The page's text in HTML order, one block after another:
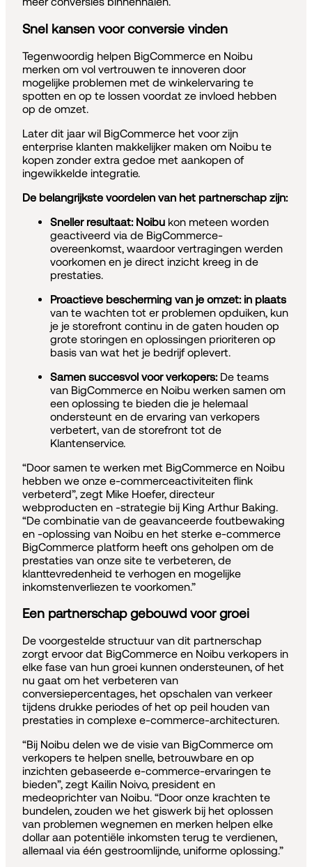
Snel kansen voor conversie vinden
Tegenwoordig helpen BigCommerce en Noibu
merken om vol vertrouwen te innoveren door
mogelijke problemen met de winkelervaring te
spotten en op te lossen voordat ze invloed hebben
op de omzet.
Later dit jaar wil BigCommerce het voor zijn
enterprise klanten makkelijker maken om Noibu te
kopen zonder extra gedoe met aankopen of
ingewikkelde integratie.
De belangrijkste voordelen van het partnerschap zijn:
Sneller resultaat: Noibu kon meteen worden
geactiveerd via de BigCommerce-
overeenkomst, waardoor vertragingen werden
voorkomen en je direct inzicht kreeg in de
prestaties.
Proactieve bescherming van je omzet: in plaats
van te wachten tot er problemen opduiken, kun
je je storefront continu in de gaten houden op
grote storingen en oplossingen prioriteren op
basis van wat het je bedrijf oplevert.
Samen succesvol voor verkopers: De teams
van BigCommerce en Noibu werken samen om
een oplossing te bieden die je helemaal
ondersteunt en de ervaring van verkopers
verbetert, van de storefront tot de
Klantenservice.
“Door samen te werken met BigCommerce en Noibu
hebben we onze e-commerceactiviteiten flink
verbeterd”, zegt Mike Hoefer, directeur
webproducten en -strategie bij King Arthur Baking.
“De combinatie van de geavanceerde foutbewaking
en -oplossing van Noibu en het sterke e-commerce
BigCommerce platform heeft ons geholpen om de
prestaties van onze site te verbeteren, de
klanttevredenheid te verhogen en mogelijke
inkomstenverliezen te voorkomen.”
Een partnerschap gebouwd voor groei
De voorgestelde structuur van dit partnerschap
zorgt ervoor dat BigCommerce en Noibu verkopers in
elke fase van hun groei kunnen ondersteunen, of het
nu gaat om het verbeteren van
conversiepercentages, het opschalen van verkeer
tijdens drukke periodes of het op peil houden van
prestaties in complexe e-commerce-architecturen.
“Bij Noibu delen we de visie van BigCommerce om
verkopers te helpen snelle, betrouwbare en op
inzichten gebaseerde e-commerce-ervaringen te
bieden”, zegt Kailin Noivo, president en
medeoprichter van Noibu. “Door onze krachten te
bundelen, zouden we het giswerk bij het oplossen
van problemen wegnemen en merken helpen elke
dollar aan potentiële inkomsten terug te verdienen,
allemaal via één gestroomlijnde, uniforme oplossing.”